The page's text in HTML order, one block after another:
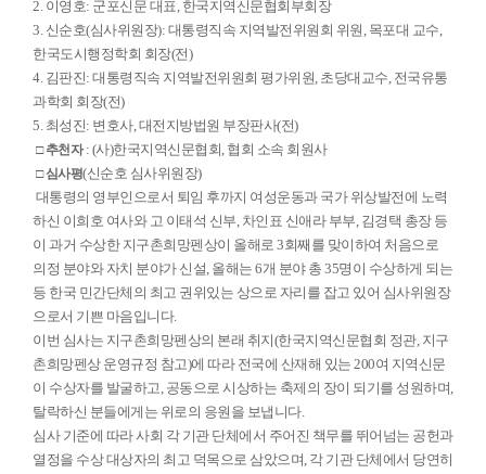
2. 이영호: 군포신문 대표, 한국지역신문협회부회장
3. 신순호(심사위원장): 대통령직속 지역발전위원회 위원, 목포대 교수,
한국도시행정학회 회장(전)
4. 김판진: 대통령직속 지역발전위원회 평가위원, 초당대교수, 전국유통
과학회 회장(전)
5. 최성진: 변호사, 대전지방법원 부장판사(전)
□ 추천자: (사)한국지역신문협회, 협회 소속 회원사
□ 심사평(신순호 심사위원장)
대통령의 영부인으로서 퇴임 후까지 여성운동과 국가 위상발전에 노력
하신 이희호 여사와 고 이태석 신부, 차인표 신애라 부부, 김경택 총장 등
이 과거 수상한 지구촌희망펜상이 올해로 3회째를 맞이하여 처음으로
의정 분야와 자치 분야가 신설, 올해는 6개 분야 총 35명이 수상하게 되는
등 한국 민간단체의 최고 권위있는 상으로 자리를 잡고 있어 심사위원장
으로서 기쁜 마음입니다.
이번 심사는 지구촌희망펜상의 본래 취지(한국지역신문협회 정관, 지구
촌희망펜상 운영규정 참고)에 따라 전국에 산재해 있는 200여 지역신문
이 수상자를 발굴하고, 공동으로 시상하는 축제의 장이 되기를 성원하며,
탈락하신 분들에게는 위로의 응원을 보냅니다.
심사 기준에 따라 사회 각 기관 단체에서 주어진 책무를 뛰어넘는 공헌과
열정을 수상 대상자의 최고 덕목으로 삼았으며, 각 기관 단체에서 당연히